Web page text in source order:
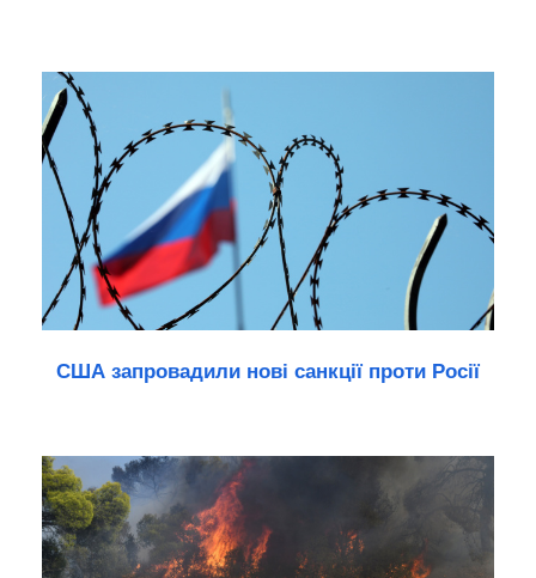
США запровадили нові санкції проти Росії